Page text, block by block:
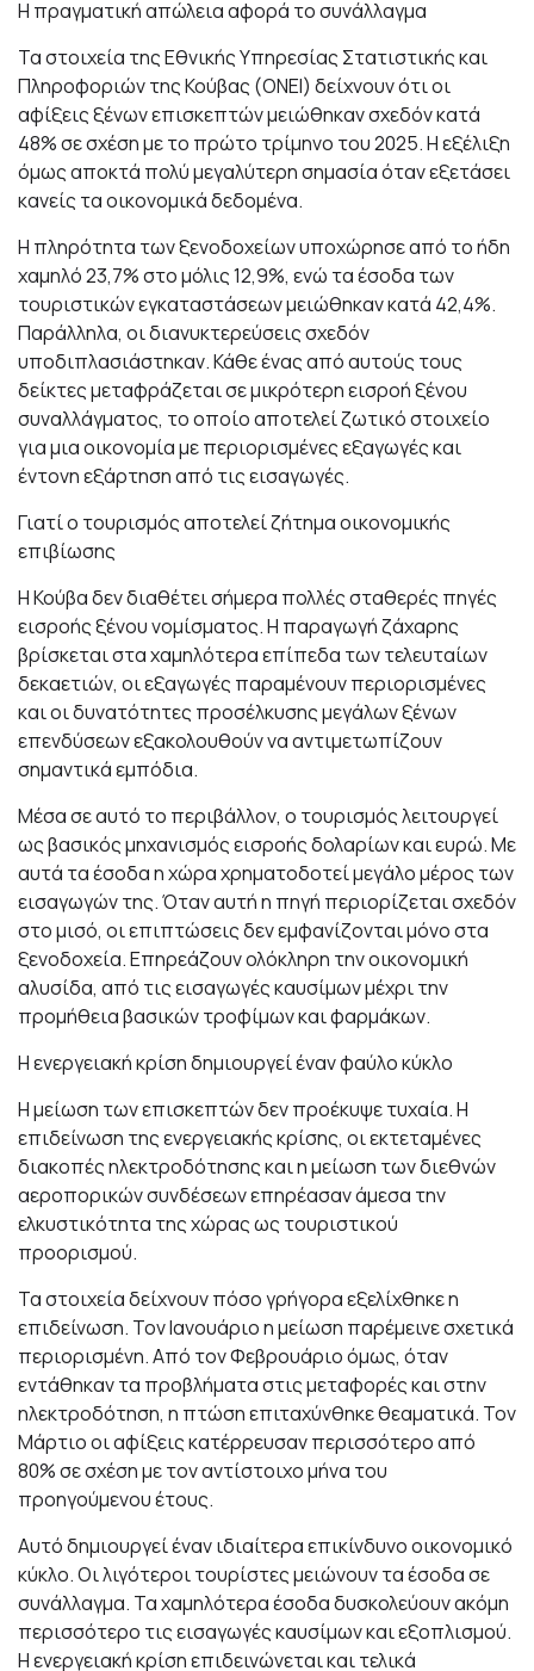
Η πραγματική απώλεια αφορά το συνάλλαγμα
Τα στοιχεία της Εθνικής Υπηρεσίας Στατιστικής και
Πληροφοριών της Κούβας (ONEI) δείχνουν ότι οι
αφίξεις ξένων επισκεπτών μειώθηκαν σχεδόν κατά
48% σε σχέση με το πρώτο τρίμηνο του 2025. Η εξέλιξη
όμως αποκτά πολύ μεγαλύτερη σημασία όταν εξετάσει
κανείς τα οικονομικά δεδομένα.
Η πληρότητα των ξενοδοχείων υποχώρησε από το ήδη
χαμηλό 23,7% στο μόλις 12,9%, ενώ τα έσοδα των
τουριστικών εγκαταστάσεων μειώθηκαν κατά 42,4%.
Παράλληλα, οι διανυκτερεύσεις σχεδόν
υποδιπλασιάστηκαν. Κάθε ένας από αυτούς τους
δείκτες μεταφράζεται σε μικρότερη εισροή ξένου
συναλλάγματος, το οποίο αποτελεί ζωτικό στοιχείο
για μια οικονομία με περιορισμένες εξαγωγές και
έντονη εξάρτηση από τις εισαγωγές.
Γιατί ο τουρισμός αποτελεί ζήτημα οικονομικής
επιβίωσης
Η Κούβα δεν διαθέτει σήμερα πολλές σταθερές πηγές
εισροής ξένου νομίσματος. Η παραγωγή ζάχαρης
βρίσκεται στα χαμηλότερα επίπεδα των τελευταίων
δεκαετιών, οι εξαγωγές παραμένουν περιορισμένες
και οι δυνατότητες προσέλκυσης μεγάλων ξένων
επενδύσεων εξακολουθούν να αντιμετωπίζουν
σημαντικά εμπόδια.
Μέσα σε αυτό το περιβάλλον, ο τουρισμός λειτουργεί
ως βασικός μηχανισμός εισροής δολαρίων και ευρώ. Με
αυτά τα έσοδα η χώρα χρηματοδοτεί μεγάλο μέρος των
εισαγωγών της. Όταν αυτή η πηγή περιορίζεται σχεδόν
στο μισό, οι επιπτώσεις δεν εμφανίζονται μόνο στα
ξενοδοχεία. Επηρεάζουν ολόκληρη την οικονομική
αλυσίδα, από τις εισαγωγές καυσίμων μέχρι την
προμήθεια βασικών τροφίμων και φαρμάκων.
Η ενεργειακή κρίση δημιουργεί έναν φαύλο κύκλο
Η μείωση των επισκεπτών δεν προέκυψε τυχαία. Η
επιδείνωση της ενεργειακής κρίσης, οι εκτεταμένες
διακοπές ηλεκτροδότησης και η μείωση των διεθνών
αεροπορικών συνδέσεων επηρέασαν άμεσα την
ελκυστικότητα της χώρας ως τουριστικού
προορισμού.
Τα στοιχεία δείχνουν πόσο γρήγορα εξελίχθηκε η
επιδείνωση. Τον Ιανουάριο η μείωση παρέμεινε σχετικά
περιορισμένη. Από τον Φεβρουάριο όμως, όταν
εντάθηκαν τα προβλήματα στις μεταφορές και στην
ηλεκτροδότηση, η πτώση επιταχύνθηκε θεαματικά. Τον
Μάρτιο οι αφίξεις κατέρρευσαν περισσότερο από
80% σε σχέση με τον αντίστοιχο μήνα του
προηγούμενου έτους.
Αυτό δημιουργεί έναν ιδιαίτερα επικίνδυνο οικονομικό
κύκλο. Οι λιγότεροι τουρίστες μειώνουν τα έσοδα σε
συνάλλαγμα. Τα χαμηλότερα έσοδα δυσκολεύουν ακόμη
περισσότερο τις εισαγωγές καυσίμων και εξοπλισμού.
Η ενεργειακή κρίση επιδεινώνεται και τελικά